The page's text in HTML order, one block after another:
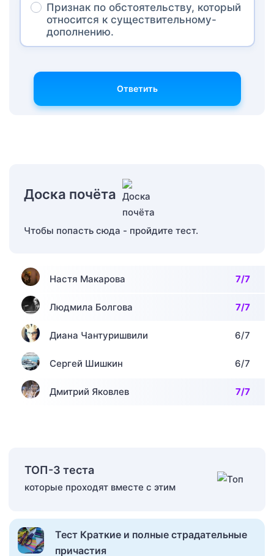
Признак по обстоятельству, который
относится к существительному-
дополнению.
Ответить
Доска почёта
Чтобы попасть сюда - пройдите тест.
Настя Макарова 7/7
Людмила Болгова 7/7
Диана Чантуришвили 6/7
Сергей Шишкин 6/7
Дмитрий Яковлев 7/7
ТОП-3 теста
которые проходят вместе с этим
Тест Краткие и полные страдательные
причастия